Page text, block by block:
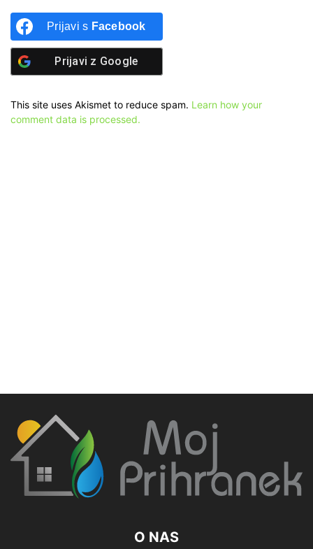
Prijavi s Facebook
Prijavi z Google
This site uses Akismet to reduce spam. Learn how your
comment data is processed.
O NAS